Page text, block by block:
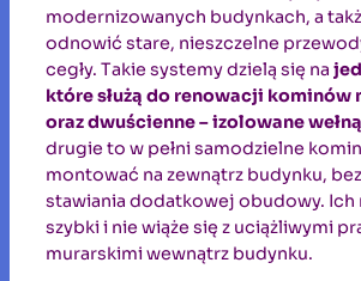
modernizowanych budynkach, a
odnowić stare, nieszczelne
cegły. Takie systemy dzielą się na
które służą do renowacji kominów
oraz dwuścienne – izolowane
drugie to w pełni samodzielne
montować na zewnątrz budynku,
stawiania dodatkowej obudowy. Ich
szybki i nie wiąże się z uciążliwymi
murarskimi wewnątrz budynku.